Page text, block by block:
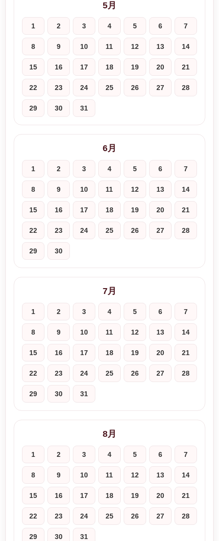
5月
1 2 3 4 5 6 7
8 9 10 11 12 13 14
15 16 17 18 19 20 21
22 23 24 25 26 27 28
29 30 31
6月
1 2 3 4 5 6 7
8 9 10 11 12 13 14
15 16 17 18 19 20 21
22 23 24 25 26 27 28
29 30
7月
1 2 3 4 5 6 7
8 9 10 11 12 13 14
15 16 17 18 19 20 21
22 23 24 25 26 27 28
29 30 31
8月
1 2 3 4 5 6 7
8 9 10 11 12 13 14
15 16 17 18 19 20 21
22 23 24 25 26 27 28
29 30 31